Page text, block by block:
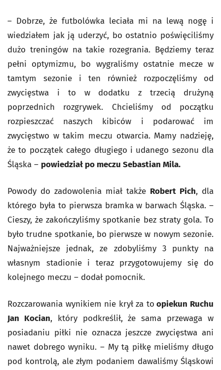
– Dobrze, że futbolówka leciała mi na lewą nogę i
wiedziałem jak ją uderzyć, bo ostatnio poświęciliśmy
dużo treningów na takie rozegrania. Będziemy teraz
pełni optymizmu, bo wygraliśmy ostatnie mecze w
tamtym sezonie i ten również rozpoczęliśmy od
zwycięstwa i to w dodatku z trzecią drużyną
poprzednich rozgrywek. Chcieliśmy od początku
rozpieszczać naszych kibiców i podarować im
zwycięstwo w takim meczu otwarcia. Mamy nadzieję,
że to początek całego długiego i udanego sezonu dla
Śląska – powiedział po meczu Sebastian Mila.
Powody do zadowolenia miał także Robert Pich, dla
którego była to pierwsza bramka w barwach Śląska. –
Cieszy, że zakończyliśmy spotkanie bez straty gola. To
było trudne spotkanie, bo pierwsze w nowym sezonie.
Najważniejsze jednak, ze zdobyliśmy 3 punkty na
własnym stadionie i teraz przygotowujemy się do
kolejnego meczu – dodał pomocnik.
Rozczarowania wynikiem nie krył za to opiekun Ruchu
Jan Kocian, który podkreślił, że sama przewaga w
posiadaniu piłki nie oznacza jeszcze zwycięstwa ani
nawet dobrego wyniku. – My tą piłkę mieliśmy długo
pod kontrolą, ale złym podaniem dawaliśmy Śląskowi